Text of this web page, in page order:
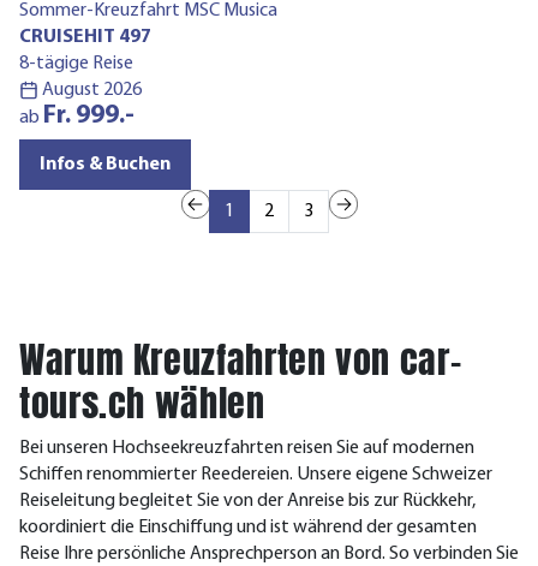
Sommer-Kreuzfahrt MSC Musica
CRUISEHIT 497
8-tägige Reise
August 2026
ab Fr. 999.-
Infos & Buchen
1 2 3
Warum Kreuzfahrten von car-
tours.ch wählen
Bei unseren Hochseekreuzfahrten reisen Sie auf modernen
Schiffen renommierter Reedereien. Unsere eigene Schweizer
Reiseleitung begleitet Sie von der Anreise bis zur Rückkehr,
koordiniert die Einschiffung und ist während der gesamten
Reise Ihre persönliche Ansprechperson an Bord. So verbinden Sie